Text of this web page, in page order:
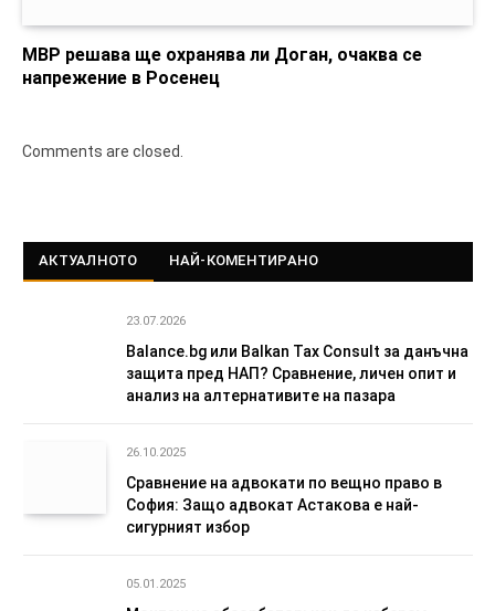
МВР решава ще охранява ли Доган, очаква се
напрежение в Росенец
Comments are closed.
АКТУАЛНОТО НАЙ-КОМЕНТИРАНО
23.07.2026
Balance.bg или Balkan Tax Consult за данъчна
защита пред НАП? Сравнение, личен опит и
анализ на алтернативите на пазара
26.10.2025
Сравнение на адвокати по вещно право в
София: Защо адвокат Астакова е най-
сигурният избор
05.01.2025